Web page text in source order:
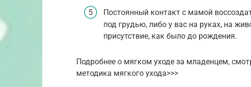
Постоянный контакт с мамой
под грудью, либо у вас на руках, на
присутствие, как было до рождения.
Подробнее о мягком уходе за младенцем,
методика мягкого ухода>>>